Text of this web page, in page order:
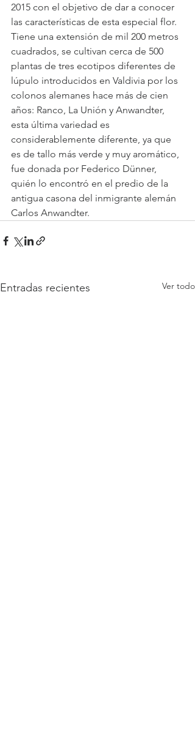
2015 con el objetivo de dar a conocer
las características de esta especial flor.
Tiene una extensión de mil 200 metros
cuadrados, se cultivan cerca de 500
plantas de tres ecotipos diferentes de
lúpulo introducidos en Valdivia por los
colonos alemanes hace más de cien
años: Ranco, La Unión y Anwandter,
esta última variedad es
considerablemente diferente, ya que
es de tallo más verde y muy aromático,
fue donada por Federico Dünner,
quién lo encontró en el predio de la
antigua casona del inmigrante alemán
Carlos Anwandter.
Entradas recientes Ver todo